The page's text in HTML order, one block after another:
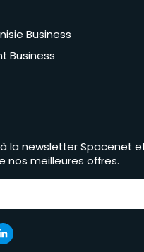
Business
Business
la newsletter Spacenet
nos meilleures offres.